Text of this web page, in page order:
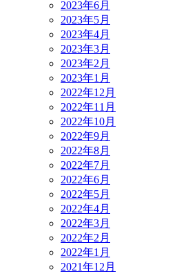
2023年6月
2023年5月
2023年4月
2023年3月
2023年2月
2023年1月
2022年12月
2022年11月
2022年10月
2022年9月
2022年8月
2022年7月
2022年6月
2022年5月
2022年4月
2022年3月
2022年2月
2022年1月
2021年12月